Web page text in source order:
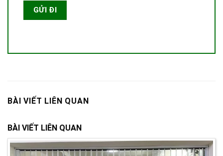
BÀI VIẾT LIÊN QUAN
BÀI VIẾT LIÊN QUAN